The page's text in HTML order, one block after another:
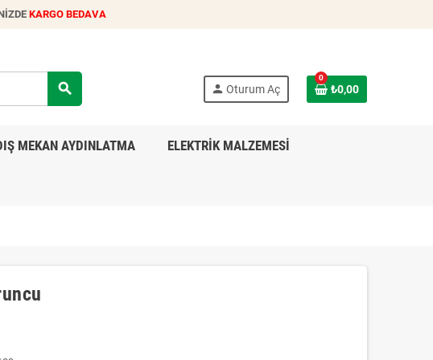
KARGO BEDAVA
search person Oturum Aç
0
₺0,00
MEKAN AYDINLATMA ELEKTRİK MALZEMESİ